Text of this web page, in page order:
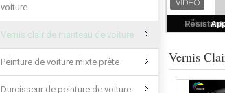
voiture
Vernis clair de manteau de voiture
Peinture de voiture mixte prête
Durcisseur de peinture de voiture
Vernis